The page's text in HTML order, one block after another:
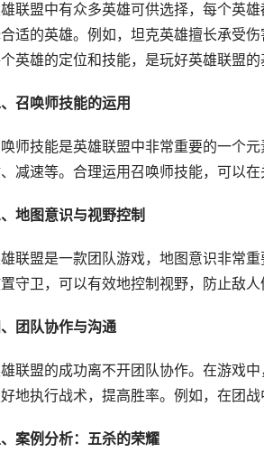
联盟中有众多英雄可供选择，每个英
适的英雄。例如，坦克英雄擅长承受
英雄的定位和技能，是玩好英雄联盟的
召唤师技能的运用
师技能是英雄联盟中非常重要的一个
减速等。合理运用召唤师技能，可以
地图意识与视野控制
联盟是一款团队游戏，地图意识非常
守卫，可以有效地控制视野，防止敌
团队协作与沟通
联盟的成功离不开团队协作。在游戏
地执行战术，提高胜率。例如，在团
案例分析：五杀的荣耀